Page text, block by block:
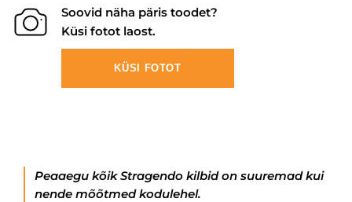
Soovid näha päris toodet?
Küsi fotot laost.
KÜSI FOTOT
Peaaegu kõik Stragendo kilbid on suuremad kui
nende mõõtmed kodulehel.